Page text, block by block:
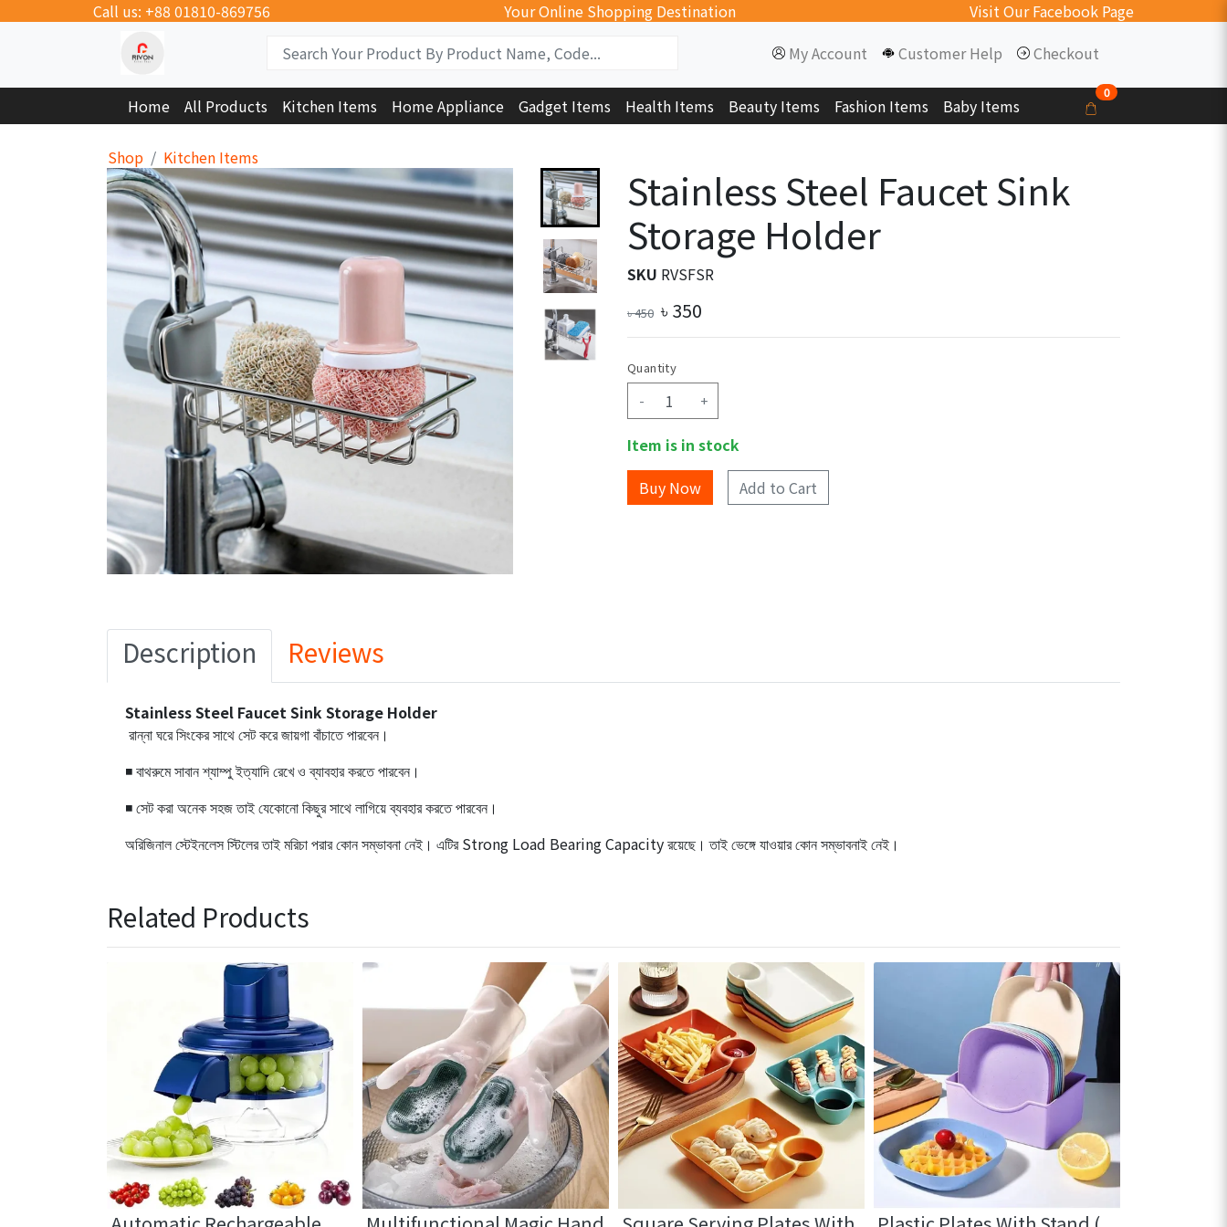
Call us: +88 01810-869756 Your Online Shopping Destination
Visit Our Facebook Page
My Account
Customer Help Checkout
Home All Products Kitchen Items Home Appliance Gadget Items Health Items Beauty Items Fashion Items Baby Items
0
Shop Kitchen Items
Stainless Steel Faucet Sink
Storage Holder
SKU RVSFSR
৳450 ৳ 350
Quantity
- +
Item is in stock
Add to Cart
Description Reviews
Stainless Steel Faucet Sink Storage Holder
রান্না ঘরে সিংকের সাথে সেট করে জায়গা বাঁচাতে পারবেন।
◾ বাথরুমে সাবান শ্যাম্পু ইত্যাদি রেখে ও ব্যাবহার করতে পারবেন।
◾ সেট করা অনেক সহজ তাই যেকোনো কিছুর সাথে লাগিয়ে ব্যবহার করতে পারবেন।
অরিজিনাল স্টেইনলেস স্টিলের তাই মরিচা পরার কোন সম্ভাবনা নেই। এটির Strong Load Bearing Capacity রয়েছে। তাই ভেঙ্গে যাওয়ার কোন সম্ভাবনাই নেই।
Related Products